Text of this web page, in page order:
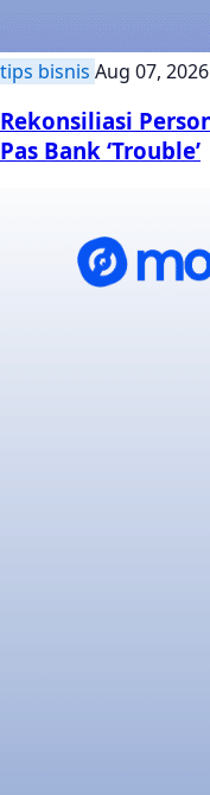
tips bisnis Aug 07, 2026
Rekonsiliasi
Pas Bank ‘Trouble’